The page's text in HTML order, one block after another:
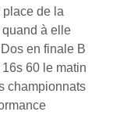
de la
à elle
en finale B
60 le matin
championnats